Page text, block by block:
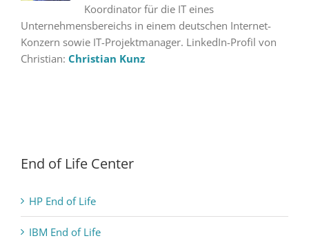
Koordinator für die IT eines
Unternehmensbereichs in einem deutschen Internet-
Konzern sowie IT-Projektmanager. LinkedIn-Profil von
Christian: Christian Kunz
End of Life Center
HP End of Life
IBM End of Life